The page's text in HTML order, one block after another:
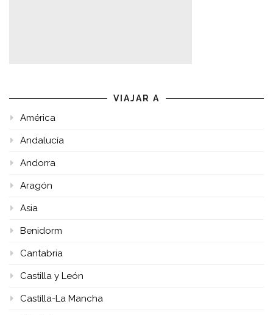
VIAJAR A
América
Andalucía
Andorra
Aragón
Asia
Benidorm
Cantabria
Castilla y León
Castilla-La Mancha